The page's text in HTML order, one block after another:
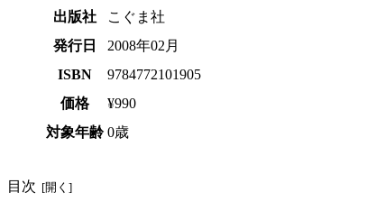
出版社
こぐま社
発行日
2008年02月
ISBN
9784772101905
価格
¥990
対象年齢 0歳
目次